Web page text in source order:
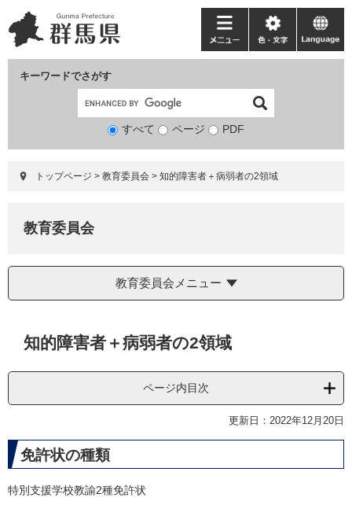
ー
ジ
ニ
ュ
て
キーワードでさがす
検
象
すべて ページ PDF
メ
ニ
ー
色・
文
language
トップページ > 教育委員会 > 知的障害者＋病弱者の2領域
教育委員会
教育委員会メニュー
知的障害者＋病弱者の2領域
ページ内目次
更新日：2022年12月20日
免許状の種類
特別支援学校教諭2種免許状